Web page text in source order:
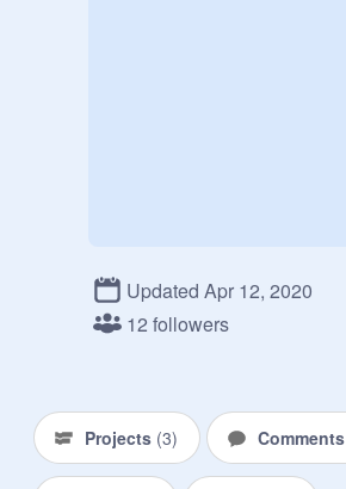
Updated Apr 12, 2020
12 followers
Projects (3) Comments